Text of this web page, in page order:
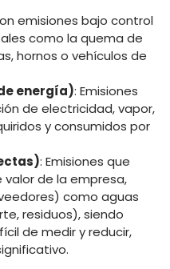
emisiones bajo control
como la quema de
hornos o vehículos de
energía): Emisiones
de electricidad, vapor,
y consumidos por
: Emisiones que
de la empresa,
como aguas
residuos), siendo
de medir y reducir,